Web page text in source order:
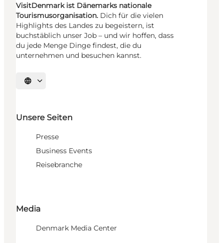
VisitDenmark ist Dänemarks nationale
Tourismusorganisation. Dich für die vielen
Highlights des Landes zu begeistern, ist
buchstäblich unser Job – und wir hoffen, dass
du jede Menge Dinge findest, die du
unternehmen und besuchen kannst.
Sprache auswählen
Unsere Seiten
Presse
Business Events
Reisebranche
Media
Denmark Media Center